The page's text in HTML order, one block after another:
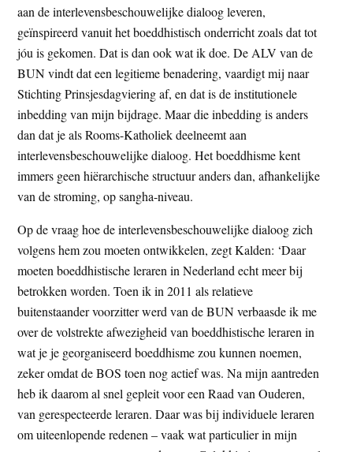
aan de interlevensbeschouwelijke dialoog leveren,
geïnspireerd vanuit het boeddhistisch onderricht zoals dat tot
jóu is gekomen. Dat is dan ook wat ik doe. De ALV van de
BUN vindt dat een legitieme benadering, vaardigt mij naar
Stichting Prinsjesdagviering af, en dat is de institutionele
inbedding van mijn bijdrage. Maar die inbedding is anders
dan dat je als Rooms-Katholiek deelneemt aan
interlevensbeschouwelijke dialoog. Het boeddhisme kent
immers geen hiërarchische structuur anders dan, afhankelijke
van de stroming, op sangha-niveau.
Op de vraag hoe de interlevensbeschouwelijke dialoog zich
volgens hem zou moeten ontwikkelen, zegt Kalden: ‘Daar
moeten boeddhistische leraren in Nederland echt meer bij
betrokken worden. Toen ik in 2011 als relatieve
buitenstaander voorzitter werd van de BUN verbaasde ik me
over de volstrekte afwezigheid van boeddhistische leraren in
wat je je georganiseerd boeddhisme zou kunnen noemen,
zeker omdat de BOS toen nog actief was. Na mijn aantreden
heb ik daarom al snel gepleit voor een Raad van Ouderen,
van gerespecteerde leraren. Daar was bij individuele leraren
om uiteenlopende redenen – vaak wat particulier in mijn